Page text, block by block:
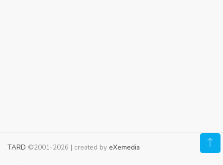
TARD ©2001-2026 | created by eXemedia